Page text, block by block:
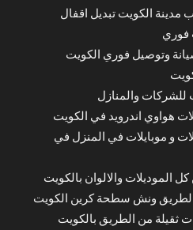
مدينة الكويت تبديل اقفال
فوري
وتوصيل فوري الكويت
والمنازل
هواوي اندرويد في الكويت
و موبايلات في المنزل في
الموديلات والالوان بالكويت
ونش سطحة كرين الكويت
من الطريق بالكويت